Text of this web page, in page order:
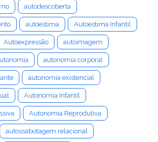
autodescoberta
autoestima Autoestima Infantil
Autoexpressão autoimagem
autonomia corporal
autonomia existencial
Autonomia Infantil
Autonomia Reprodutiva
autossabotagem relacional